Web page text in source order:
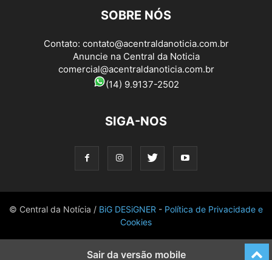
SOBRE NÓS
Contato: contato@acentraldanoticia.com.br
Anuncie na Central da Noticia
comercial@acentraldanoticia.com.br
(14) 9.9137-2502
SIGA-NOS
© Central da Notícia / BiG DESiGNER - Política de Privacidade e
Cookies
Sair da versão mobile